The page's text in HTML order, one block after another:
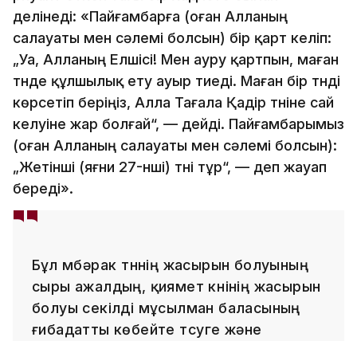
делінеді: «Пайғамбарға (оған Алланың
салауаты мен сәлемі болсын) бір қарт келіп:
„Уа, Алланың Елшісі! Мен ауру қартпын, маған
түнде құлшылық ету ауыр тиеді. Маған бір түнді
көрсетіп беріңіз, Алла Тағала Қадір түніне сай
келуіне жар болғай“, — дейді. Пайғамбарымыз
(оған Алланың салауаты мен сәлемі болсын):
„Жетінші (яғни 27-нші) түні тұр“, — деп жауап
береді».
Бұл мүбәрак түннің жасырын болуының
сыры ажалдың, қиямет күнінің жасырын
болуы секілді мұсылман баласының
ғибадатты көбейте түсуге және